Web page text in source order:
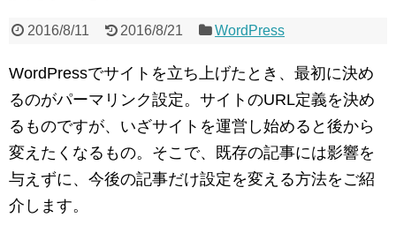
2016/8/11 2016/8/21 WordPress
WordPressでサイトを立ち上げたとき、最初に決め
るのがパーマリンク設定。サイトのURL定義を決め
るものですが、いざサイトを運営し始めると後から
変えたくなるもの。そこで、既存の記事には影響を
与えずに、今後の記事だけ設定を変える方法をご紹
介します。